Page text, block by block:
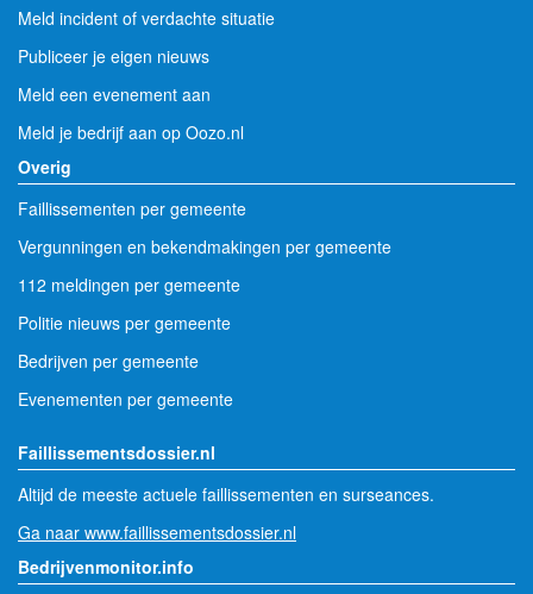
Meld incident of verdachte situatie
Publiceer je eigen nieuws
Meld een evenement aan
Meld je bedrijf aan op Oozo.nl
Overig
Faillissementen per gemeente
Vergunningen en bekendmakingen per gemeente
112 meldingen per gemeente
Politie nieuws per gemeente
Bedrijven per gemeente
Evenementen per gemeente
Faillissementsdossier.nl
Altijd de meeste actuele faillissementen en surseances.
Ga naar www.faillissementsdossier.nl
Bedrijvenmonitor.info